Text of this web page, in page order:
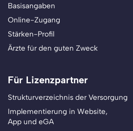
Basisangaben
Online-Zugang
Stärken-Profil
Ärzte für den guten Zweck
Für Lizenzpartner
Strukturverzeichnis der Versorgung
Implementierung in Website,
App und eGA